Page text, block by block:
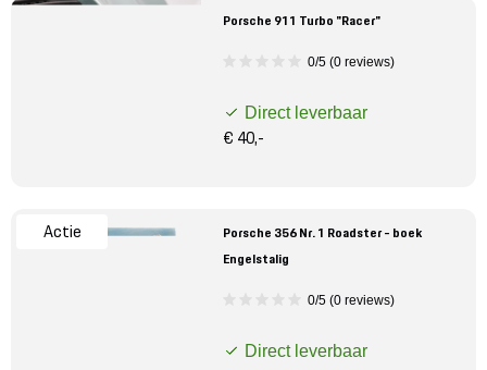
Porsche 911 Turbo "Racer"
0/5 (0 reviews)
Direct leverbaar
€ 40,-
Actie
Porsche 356 Nr. 1 Roadster - boek
Engelstalig
0/5 (0 reviews)
Direct leverbaar